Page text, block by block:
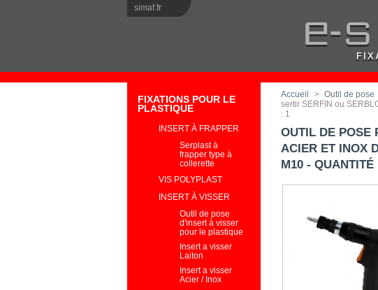
simaf.fr
FIXATIONS POUR LE
PLASTIQUE
INSERT À FRAPPER
Serplast à
frapper type à
collerette
VIS POLYPLAST
INSERT À VISSER
Outil de pose
d'insert à visser
pour le plastique
Insert a visser
Laiton
Insert a visser
Acier / Inox
Accueil > Outil de pose
sertir SERFIN ou
: 1
OUTIL DE POSE
ACIER ET INOX
M10 - QUANTITÉ